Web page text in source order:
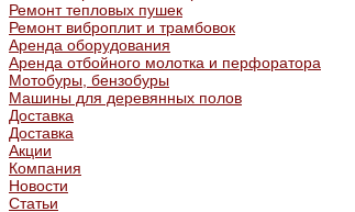
Ремонт тепловых пушек
Ремонт виброплит и трамбовок
Аренда оборудования
Аренда отбойного молотка и перфоратора
Мотобуры, бензобуры
Машины для деревянных полов
Доставка
Доставка
Акции
Компания
Новости
Статьи